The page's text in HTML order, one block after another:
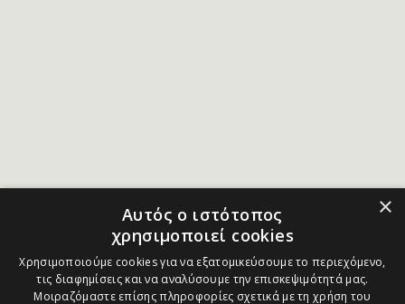
×
Αυτός ο ιστότοπος
χρησιμοποιεί cookies
Χρησιμοποιούμε cookies για να εξατομικεύσουμε το περιεχόμενο,
τις διαφημίσεις και να αναλύσουμε την επισκεψιμότητά μας.
Μοιραζόμαστε επίσης πληροφορίες σχετικά με τη χρήση του